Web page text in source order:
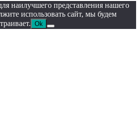
наилучшего представления нашего
использовать сайт, мы будем
Ok